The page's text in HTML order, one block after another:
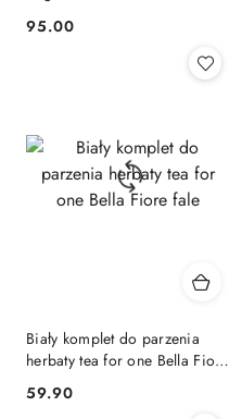
Cena:
95.00
Biały komplet do parzenia
herbaty tea for one Bella Fiore
Cena:
59.90